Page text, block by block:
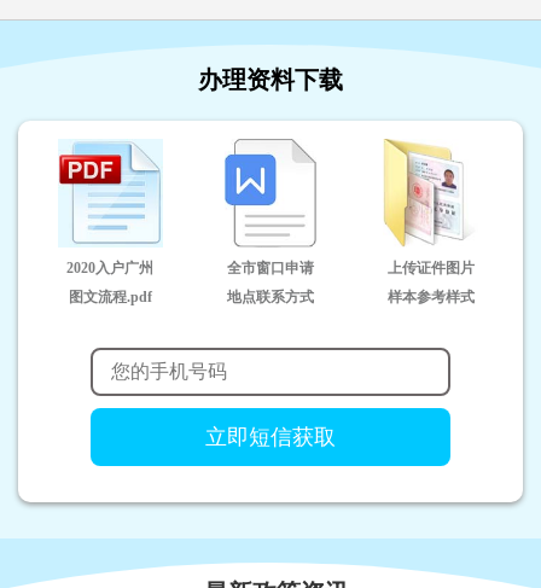
办理资料下载
2020入户广州
图文流程.pdf
全市窗口申请
地点联系方式
上传证件图片
样本参考样式